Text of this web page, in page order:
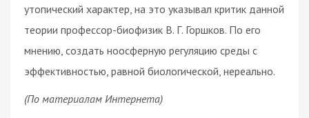
утопический характер, на это указывал критик данной
теории профессор-биофизик В. Г. Горшков. По его
мнению, создать ноосферную регуляцию среды с
эффективностью, равной биологической, нереально.
(По материалам Интернета)